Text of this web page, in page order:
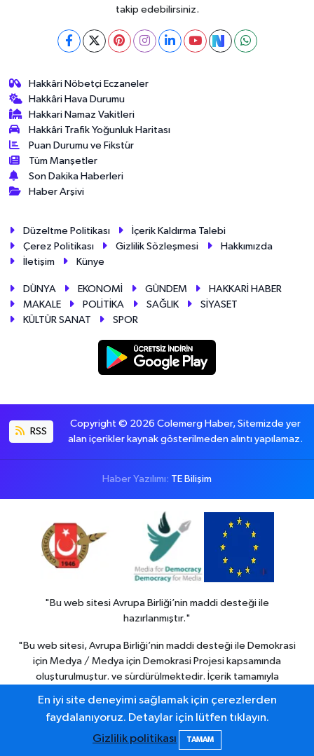
takip edebilirsiniz.
Hakkâri Nöbetçi Eczaneler
Hakkâri Hava Durumu
Hakkari Namaz Vakitleri
Hakkâri Trafik Yoğunluk Haritası
Puan Durumu ve Fikstür
Tüm Manşetler
Son Dakika Haberleri
Haber Arşivi
Düzeltme Politikası
İçerik Kaldırma Talebi
Çerez Politikası
Gizlilik Sözleşmesi
Hakkımızda
İletişim
Künye
DÜNYA EKONOMİ GÜNDEM
HAKKARİ HABER
MAKALE
POLİTİKA SAĞLIK
SİYASET
KÜLTÜR SANAT
SPOR
RSS
Copyright © 2026 Colemerg Haber, Sitemizde yer
alan içerikler kaynak gösterilmeden alıntı yapılamaz.
Haber Yazılımı: TE Bilişim
"Bu web sitesi Avrupa Birliği’nin maddi desteği ile
hazırlanmıştır."
"Bu web sitesi, Avrupa Birliği’nin maddi desteği ile Demokrasi
için Medya / Medya için Demokrasi Projesi kapsamında
oluşturulmuştur. ve sürdürülmektedir. İçerik tamamıyla
görüşlerini yansıtmak zorunda değildir."
En iyi site deneyimi sağlamak için çerezlerden
faydalanıyoruz. Detaylar için lütfen tıklayın.
Gizlilik politikası
TAMAM